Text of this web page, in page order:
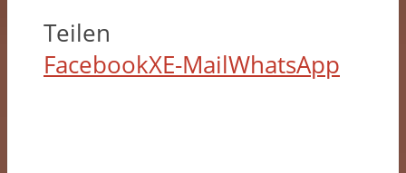
Teilen
FacebookXE-MailWhatsApp